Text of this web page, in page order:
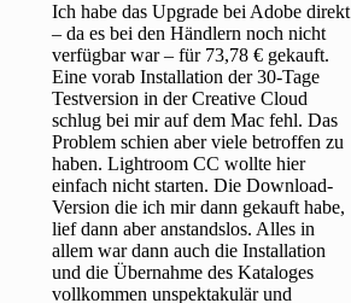
Ich habe das Upgrade bei Adobe direkt
– da es bei den Händlern noch nicht
verfügbar war – für 73,78 € gekauft.
Eine vorab Installation der 30-Tage
Testversion in der Creative Cloud
schlug bei mir auf dem Mac fehl. Das
Problem schien aber viele betroffen zu
haben. Lightroom CC wollte hier
einfach nicht starten. Die Download-
Version die ich mir dann gekauft habe,
lief dann aber anstandslos. Alles in
allem war dann auch die Installation
und die Übernahme des Kataloges
vollkommen unspektakulär und